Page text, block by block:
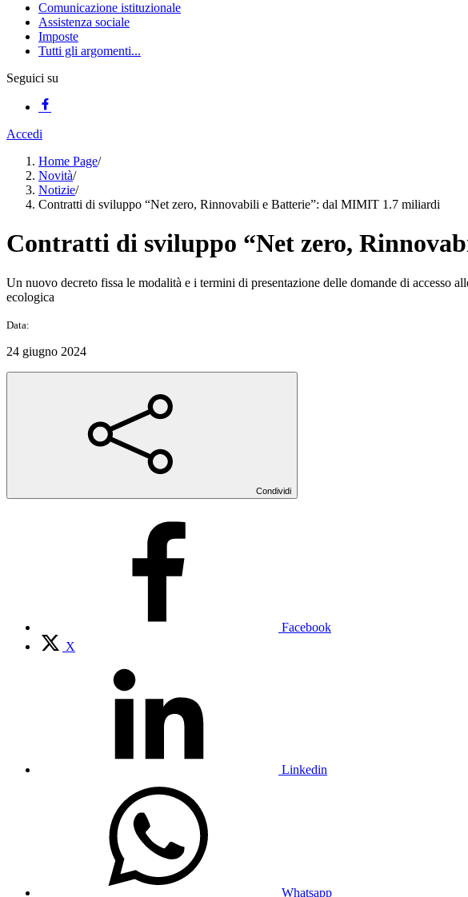
Comunicazione istituzionale
Assistenza sociale
Imposte
Tutti gli argomenti...
Seguici su
Accedi
Home Page/
Novità/
Notizie/
Contratti di sviluppo “Net zero, Rinnovabili e Batterie”: dal MIMIT 1.7 miliardi
Contratti di sviluppo “Net zero,
Un nuovo decreto fissa le modalità e i termini di presentazione delle domande di
ecologica
Data:
24 giugno 2024
Condividi
Facebook
X
Linkedin
Whatsapp